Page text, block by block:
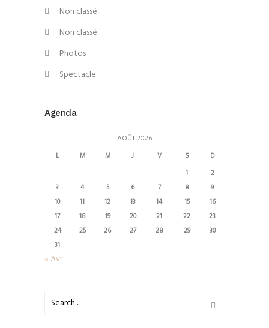
Non classé
Non classé
Photos
Spectacle
Agenda
AOÛT 2026
L M M J V S
D
1
2
3
4 5 6 7 8
9
10
11 12 13 14 15
16
17
18 19 20 21 22
23
24
25 26 27 28 29
30
31
« Avr